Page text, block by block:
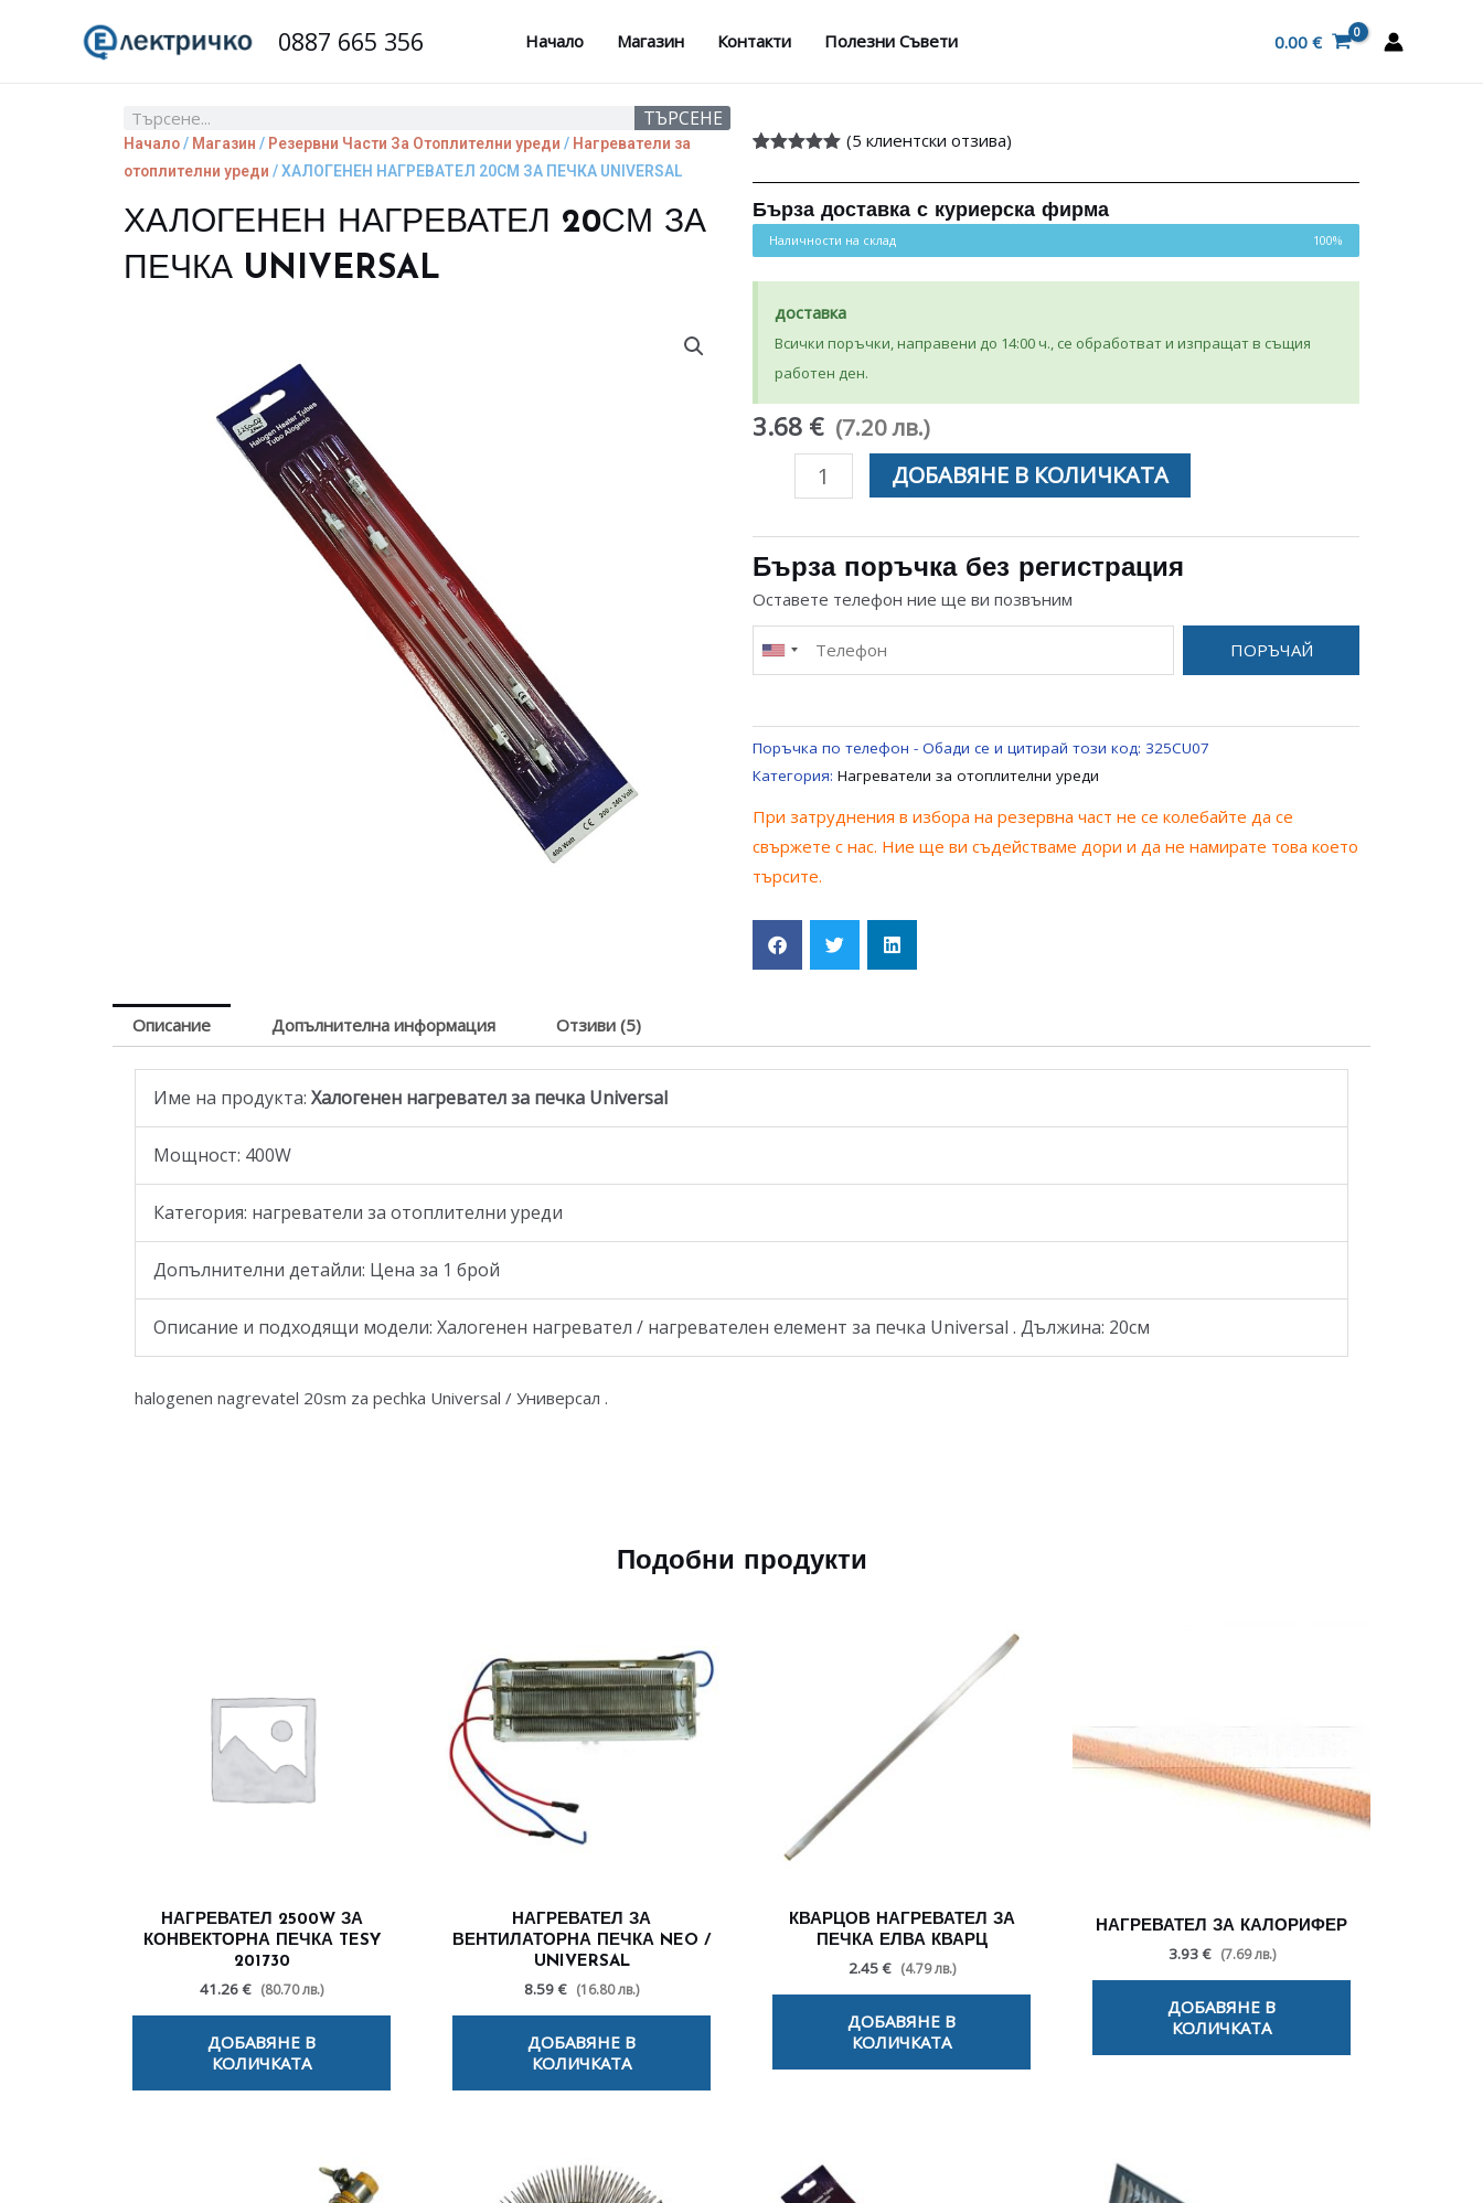
0887 665 356 Начало Магазин Контакти Полезни Съвети 0.00 €
Search ТЪРСЕНЕ
Начало/ Магазин / Резервни Части За Отоплителни уреди / Нагреватели за
отоплителни уреди / ХАЛОГЕНЕН НАГРЕВАТЕЛ 20СМ ЗА ПЕЧКА UNIVERSAL
ХАЛОГЕНЕН НАГРЕВАТЕЛ 20СМ ЗА
ПЕЧКА UNIVERSAL
от 5,
потребителски
(5 клиентски отзива)
Бърза доставка с куриерска фирма
Наличности на склад 100%
доставка
Всички поръчки, направени до 14:00 ч., се обработват и изпращат в същия
работен ден.
3.68 € (7.20 лв.)
количество
НАГРЕВАТЕЛ
20СМ
ПЕЧКА
UNIVERSAL
ДОБАВЯНЕ В КОЛИЧКАТА
Бърза поръчка без регистрация
Оставете телефон ние ще ви позвъним
ПОРЪЧАЙ
Поръчка по телефон - Обади се и цитирай този код: 325CU07
Категория: Нагреватели за отоплителни уреди
При затруднения в избора на резервна част не се колебайте да се
свържете с нас. Ние ще ви съдействаме дори и да не намирате това което
търсите.
Описание Допълнителна информация Отзиви (5)
Име на продукта: Халогенен нагревател за печка Universal
Мощност: 400W
Категория: нагреватели за отоплителни уреди
Допълнителни детайли: Цена за 1 брой
Описание и подходящи модели: Халогенен нагревател / нагревателен елемент за печка Universal . Дължина: 20см
halogenen nagrevatel 20sm za pechka Universal / Универсал .
Подобни продукти
НАГРЕВАТЕЛ 2500W ЗА
КОНВЕКТОРНА ПЕЧКА TESY
201730
41.26 € (80.70 лв.)
ДОБАВЯНЕ В
КОЛИЧКАТА
НАГРЕВАТЕЛ ЗА
ВЕНТИЛАТОРНА ПЕЧКА NEO /
UNIVERSAL
8.59 € (16.80 лв.)
ДОБАВЯНЕ В
КОЛИЧКАТА
КВАРЦОВ НАГРЕВАТЕЛ ЗА
ПЕЧКА ЕЛВА КВАРЦ
2.45 € (4.79 лв.)
ДОБАВЯНЕ В
КОЛИЧКАТА
НАГРЕВАТЕЛ ЗА КАЛОРИФЕР
3.93 € (7.69 лв.)
ДОБАВЯНЕ В
КОЛИЧКАТА